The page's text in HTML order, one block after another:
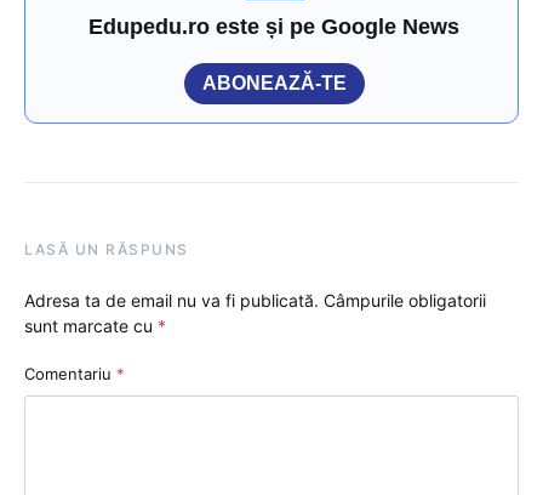
Edupedu.ro este și pe Google News
ABONEAZĂ-TE
LASĂ UN RĂSPUNS
Adresa ta de email nu va fi publicată. Câmpurile obligatorii
sunt marcate cu *
Comentariu *